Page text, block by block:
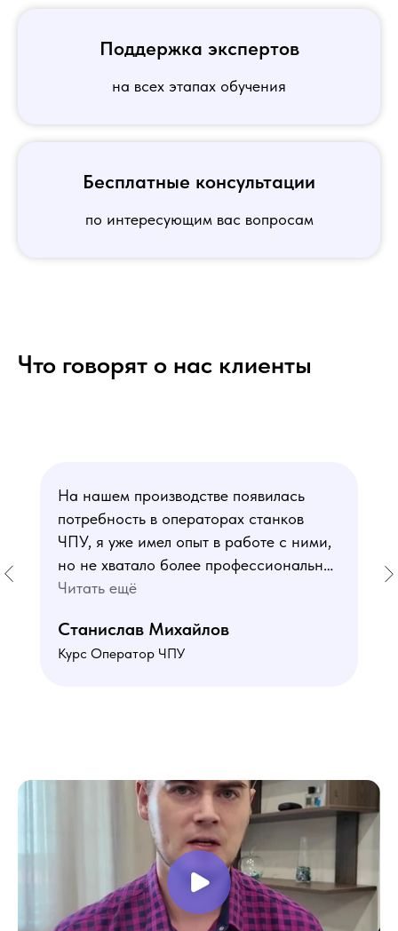
Поддержка экспертов
на всех этапах обучения
Бесплатные консультации
по интересующим вас вопросам
Что говорят о нас клиенты
На нашем производстве появилась
потребность в операторах станков
ЧПУ, я уже имел опыт в работе с ними,
но не хватало более профессиональных
знаний. В курсе мне понравился блок
и программированию - это как раз то,
чего мне не хватало. Преподаватели
доволен, в работе всё пригодилось!
Читать ещё
Станислав Михайлов
Курс Оператор ЧПУ